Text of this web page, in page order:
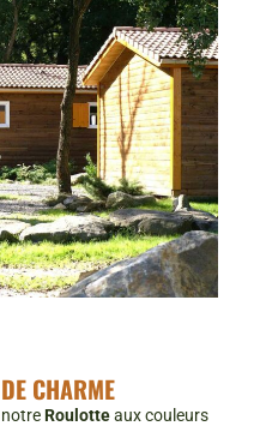
CHARME
notreRoulotteaux couleurs